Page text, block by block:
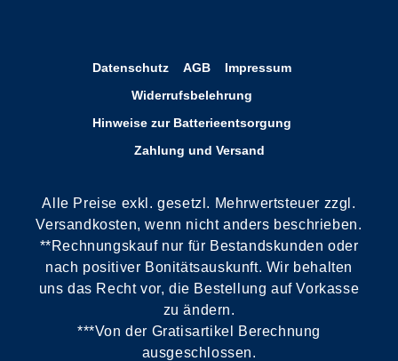
Datenschutz AGB
Impressum
Widerrufsbelehrung
Hinweise zur Batterieentsorgung
Zahlung und Versand
Alle Preise exkl. gesetzl. Mehrwertsteuer zzgl.
Versandkosten, wenn nicht anders beschrieben.
**Rechnungskauf nur für Bestandskunden oder
nach positiver Bonitätsauskunft. Wir behalten
uns das Recht vor, die Bestellung auf Vorkasse
zu ändern.
***Von der Gratisartikel Berechnung
ausgeschlossen.